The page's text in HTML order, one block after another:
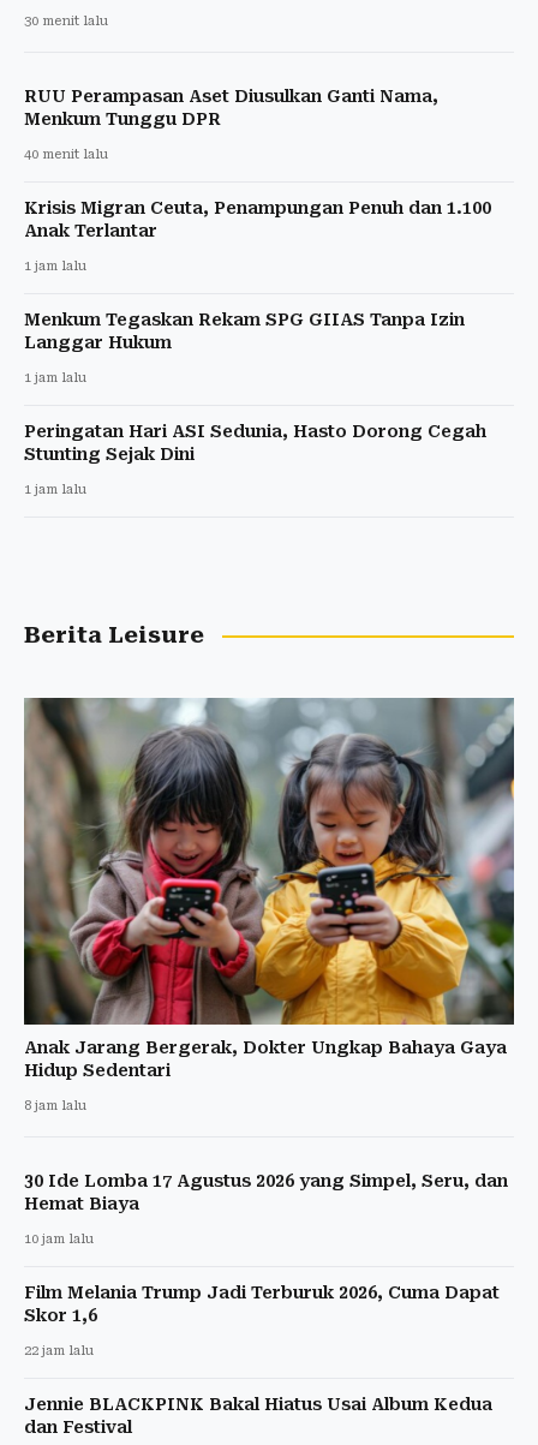
30 menit lalu
RUU Perampasan Aset Diusulkan Ganti Nama,
Menkum Tunggu DPR
40 menit lalu
Krisis Migran Ceuta, Penampungan Penuh dan 1.100
Anak Terlantar
1 jam lalu
Menkum Tegaskan Rekam SPG GIIAS Tanpa Izin
Langgar Hukum
1 jam lalu
Peringatan Hari ASI Sedunia, Hasto Dorong Cegah
Stunting Sejak Dini
1 jam lalu
Berita Leisure
Anak Jarang Bergerak, Dokter Ungkap Bahaya Gaya
Hidup Sedentari
8 jam lalu
30 Ide Lomba 17 Agustus 2026 yang Simpel, Seru, dan
Hemat Biaya
10 jam lalu
Film Melania Trump Jadi Terburuk 2026, Cuma Dapat
Skor 1,6
22 jam lalu
Jennie BLACKPINK Bakal Hiatus Usai Album Kedua
dan Festival